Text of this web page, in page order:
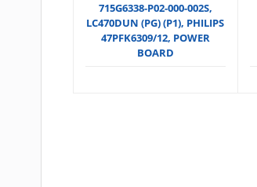
715G6338-P02-000-002S,
LC470DUN (PG) (P1), PHILIPS
47PFK6309/12, POWER
BOARD